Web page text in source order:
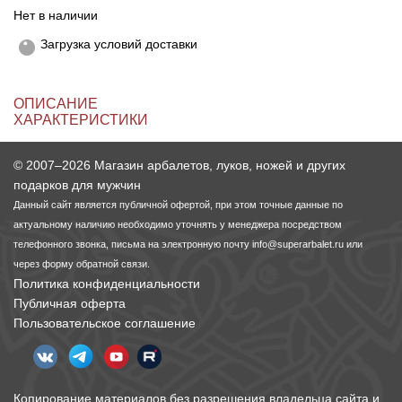
Нет в наличии
Загрузка условий доставки
ОПИСАНИЕ
ХАРАКТЕРИСТИКИ
© 2007–2026 Магазин арбалетов, луков, ножей и других
подарков для мужчин
Данный сайт является публичной офертой, при этом точные данные по
актуальному наличию необходимо уточнять у менеджера посредством
телефонного звонка, письма на электронную почту info@superarbalet.ru или
через форму обратной связи.
Политика конфиденциальности
Публичная оферта
Пользовательское соглашение
Копирование материалов без разрешения владельца сайта и
Линейки для настройки лука
Киссеры для лука
Охотничьи ножи